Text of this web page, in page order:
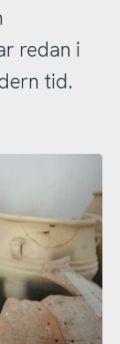
redan i
tid.